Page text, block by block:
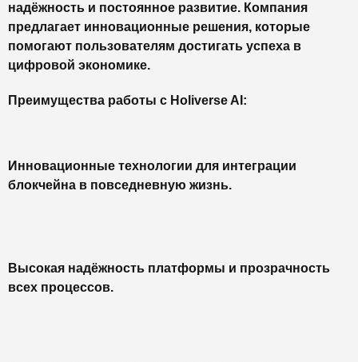
надёжность и постоянное развитие. Компания
предлагает инновационные решения, которые
помогают пользователям достигать успеха в
цифровой экономике.
Преимущества работы с Holiverse AI:
Инновационные технологии для интеграции
блокчейна в повседневную жизнь.
Высокая надёжность платформы и прозрачность
всех процессов.